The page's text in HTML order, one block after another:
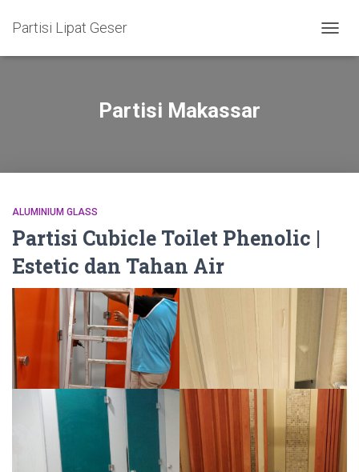
Partisi Lipat Geser
Partisi Makassar
ALUMINIUM GLASS
Partisi Cubicle Toilet Phenolic |
Estetic dan Tahan Air